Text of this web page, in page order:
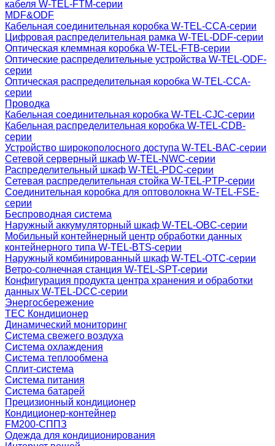
кабеля W-TEL-FTM-серии
MDF&ODF
Кабельная соединительная коробка W-TEL-CCA-серии
Цифровая распределительная рамка W-TEL-DDF-серии
Оптическая клеммная коробка W-TEL-FTB-серии
Оптические распределительные устройства W-TEL-ODF-
серии
Оптическая распределительная коробка W-TEL-CCA-
серии
Проводка
Кабельная соединительная коробка W-TEL-CJC-серии
Кабельная распределительная коробка W-TEL-CDB-
серии
Устройство широкополосного доступа W-TEL-BAC-серии
Сетевой серверный шкаф W-TEL-NWC-серии
Распределительный шкаф W-TEL-PDC-серии
Сетевая распределительная стойка W-TEL-PTP-серии
Соединительная коробка для оптоволокна W-TEL-FSE-
серии
Беспроводная система
Наружный аккумуляторный шкаф W-TEL-OBC-серии
Мобильный контейнерный центр обработки данных
контейнерного типа W-TEL-BTS-серии
Наружный комбинированный шкаф W-TEL-OTC-серии
Ветро-солнечная станция W-TEL-SPT-серии
Конфигурация продукта центра хранения и обработки
данных W-TEL-DCC-серии
Энергосбережение
TEC Кондиционер
Динамический мониторинг
Система свежего воздуха
Система охлаждения
Система теплообмена
Сплит-система
Система питания
Система батарей
Прецизионный кондиционер
Кондиционер-контейнер
FM200-СППЗ
Одежда для кондиционирования